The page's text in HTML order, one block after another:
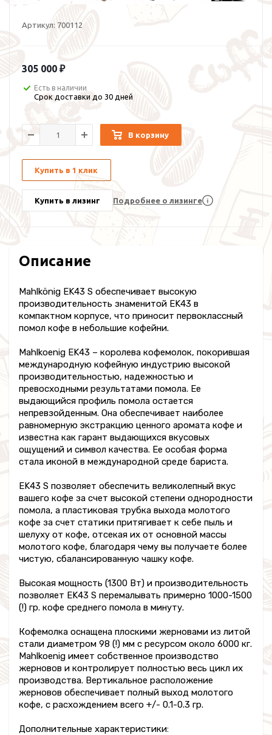
Артикул: 700112
305 000 ₽
Есть в наличии
Срок доставки до 30 дней
В корзину
Купить в 1 клик
Купить в лизинг Подробнее о лизинге
Описание
Mahlkönig EK43 S обеспечивает высокую
производительность знаменитой EK43 в
компактном корпусе, что приносит первоклассный
помол кофе в небольшие кофейни.
Mahlkoenig EK43 – королева кофемолок, покорившая
международную кофейную индустрию высокой
производительностью, надежностью и
превосходными результатами помола. Ее
выдающийся профиль помола остается
непревзойденным. Она обеспечивает наиболее
равномерную экстракцию ценного аромата кофе и
известна как гарант выдающихся вкусовых
ощущений и символ качества. Ее особая форма
стала иконой в международной среде бариста.
EK43 S позволяет обеспечить великолепный вкус
вашего кофе за счет высокой степени однородности
помола, а пластиковая трубка выхода молотого
кофе за счет статики притягивает к себе пыль и
шелуху от кофе, отсекая их от основной массы
молотого кофе, благодаря чему вы получаете более
чистую, сбалансированную чашку кофе.
Высокая мощность (1300 Вт) и производительность
позволяет EK43 S перемалывать примерно 1000-1500
(!) гр. кофе среднего помола в минуту.
Кофемолка оснащена плоскими жерновами из литой
стали диаметром 98 (!) мм с ресурсом около 6000 кг.
Mahlkoenig имеет собственное производство
жерновов и контролирует полностью весь цикл их
производства. Вертикальное расположение
жерновов обеспечивает полный выход молотого
кофе, с расхождением всего +/- 0.1-0.3 гр.
Дополнительные характеристики: